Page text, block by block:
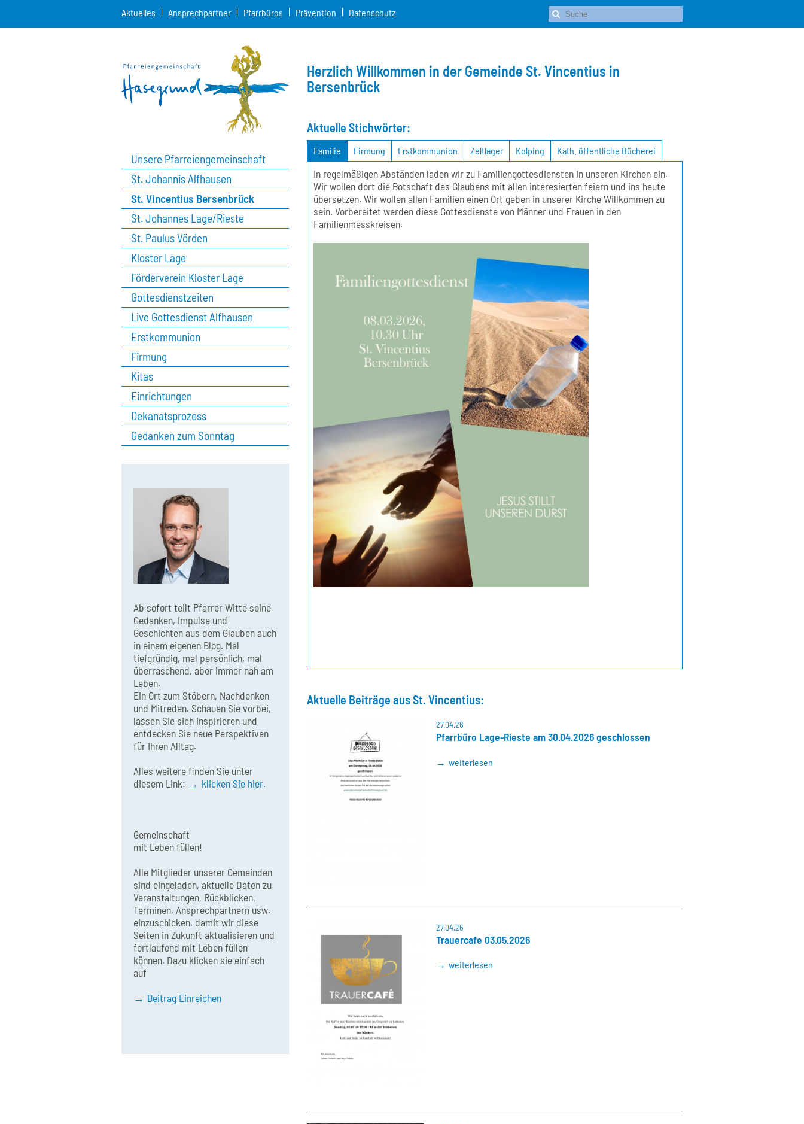
Aktuelles Ansprechpartner Pfarrbüros Prävention Datenschutz
Unsere Pfarreiengemeinschaft
St. Johannis Alfhausen
St. Vincentius Bersenbrück
St. Johannes Lage/Rieste
St. Paulus Vörden
Kloster Lage
Förderverein Kloster Lage
Gottesdienstzeiten
Live Gottesdienst Alfhausen
Erstkommunion
Firmung
Kitas
Einrichtungen
Dekanatsprozess
Gedanken zum Sonntag
Ab sofort teilt Pfarrer Witte seine
Gedanken, Impulse und
Geschichten aus dem Glauben auch
in einem eigenen Blog. Mal
tiefgründig, mal persönlich, mal
überraschend, aber immer nah am
Leben.
Ein Ort zum Stöbern, Nachdenken
und Mitreden. Schauen Sie vorbei,
lassen Sie sich inspirieren und
entdecken Sie neue Perspektiven
für Ihren Alltag.
Alles weitere finden Sie unter
diesem Link:
klicken Sie hier.
Gemeinschaft
mit Leben füllen!
Alle Mitglieder unserer Gemeinden
sind eingeladen, aktuelle Daten zu
Veranstaltungen, Rückblicken,
Terminen, Ansprechpartnern usw.
einzuschicken, damit wir diese
Seiten in Zukunft aktualisieren und
fortlaufend mit Leben füllen
können. Dazu klicken sie einfach
auf
Beitrag Einreichen
Herzlich Willkommen in der Gemeinde St. Vincentius in
Bersenbrück
Aktuelle Stichwörter:
Familie Firmung Erstkommunion Zeltlager Kolping Kath. öffentliche Bücherei
In regelmäßigen Abständen laden wir zu Familiengottesdiensten in unseren Kirchen ein.
Wir wollen dort die Botschaft des Glaubens mit allen interesierten feiern und ins heute
übersetzen. Wir wollen allen Familien einen Ort geben in unserer Kirche Willkommen zu
sein. Vorbereitet werden diese Gottesdienste von Männer und Frauen in den
Familienmesskreisen.
Aktuelle Beiträge aus St. Vincentius:
27.04.26
Pfarrbüro Lage-Rieste am 30.04.2026 geschlossen
weiterlesen
27.04.26
Trauercafe 03.05.2026
weiterlesen